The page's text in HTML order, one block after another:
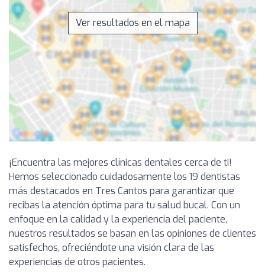
Ver resultados en el mapa
¡Encuentra las mejores clínicas dentales cerca de ti!
Hemos seleccionado cuidadosamente los 19 dentistas
más destacados en Tres Cantos para garantizar que
recibas la atención óptima para tu salud bucal. Con un
enfoque en la calidad y la experiencia del paciente,
nuestros resultados se basan en las opiniones de clientes
satisfechos, ofreciéndote una visión clara de las
experiencias de otros pacientes.